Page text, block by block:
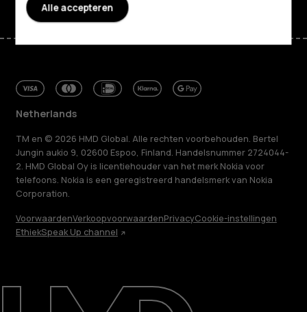
Herstellen, hergebruiken, recyclen
Duurzaamheid
Netherlands
TM en © 2026 HMD Global. Alle rechten voorbehouden. Bertel
Jungin aukio 9, 02600 Espoo, Finland. Handelsnummer 2724044-
2. HMD Global Oy is licentiehouder van het merk Nokia voor
telefoons. Nokia is een geregistreerd handelsmerk van Nokia
Corporation.
VoorwaardenVerkoopvoorwaardenPrivacyCookie-instellingen
EthiekSpeak Up channel
Alle accepteren